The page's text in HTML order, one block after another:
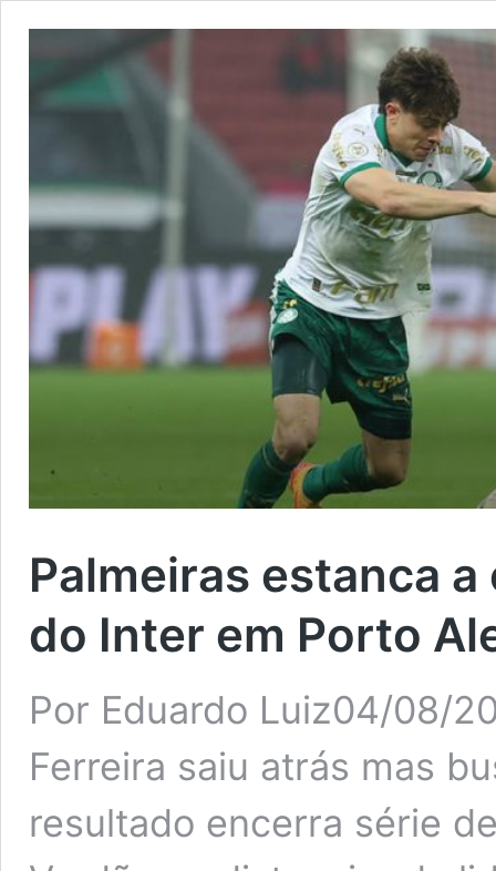
Palmeiras estanca
do Inter em Porto
Por Eduardo Luiz04/08/
Ferreira saiu atrás mas
resultado encerra série